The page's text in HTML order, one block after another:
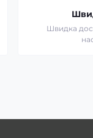
Швидка